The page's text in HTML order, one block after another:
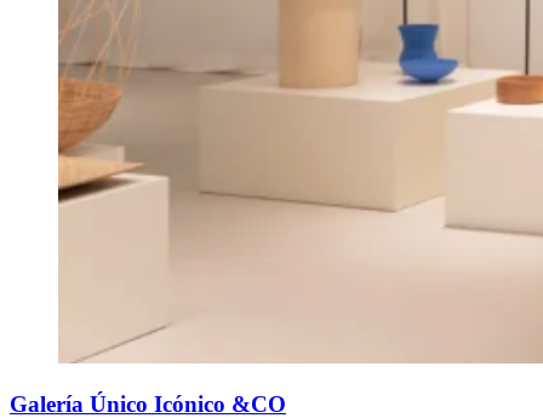
Galería Único Icónico &CO